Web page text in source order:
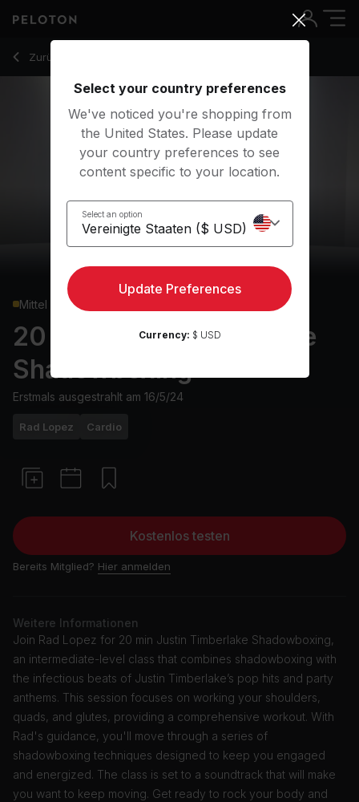
Zurück zu Cardio-Kurse
Zurück
Mittel
20 min Justin Timberlake
Shadowboxing
Erstmals ausgestrahlt am 16/5/24
Rad Lopez Cardio
Kostenlos testen
Bereits Mitglied? Hier anmelden
Weitere Informationen
Join Rad Lopez for 20 min Justin Timberlake Shadowboxing,
an intermediate-level class that combines shadowboxing with
the infectious beats of Justin Timberlake’s pop hits and party
anthems. This session focuses on working your shoulders,
quads, and glutes, providing a comprehensive workout. With
Rad's guidance, you'll move through a series of
shadowboxing techniques designed to keep you engaged
and energized. The class is set to a soundtrack that will make
you want to keep moving. Get ready to rock your body and
Select your country preferences
We've noticed you're shopping from
the United States. Please update
your country preferences to see
content specific to your location.
Select an option
Update Preferences
Currency: $ USD